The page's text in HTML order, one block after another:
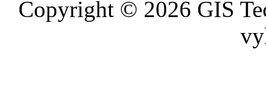
Copyright © 2026 GIS